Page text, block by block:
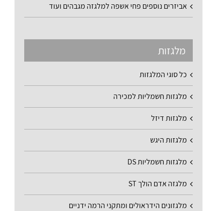
אביזרים נוספים פחי אשפה למלגזה מגבהים ועוד
מלגזות
כל סוגי המלגזות
מלגזות חשמליות למכירה
מלגזות דיזל
מלגזות היגש
מלגזות חשמליות DS
מלגזה אדם הולך ST
מלגזונים הידראולים ומתקני הרמה ידניים